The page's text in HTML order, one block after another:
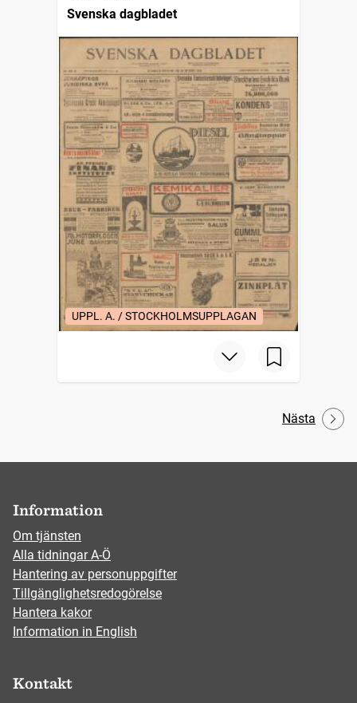
Svenska dagbladet
UPPL. A. / STOCKHOLMSUPPLAGAN
Nästa
Information
Om tjänsten
Alla tidningar A-Ö
Hantering av personuppgifter
Tillgänglighetsredogörelse
Hantera kakor
Information in English
Kontakt